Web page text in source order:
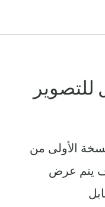
الأولى من
يتم عرض